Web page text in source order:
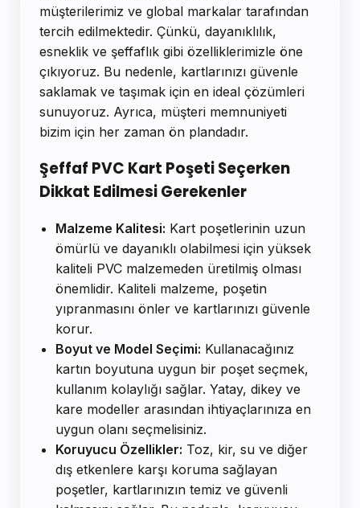
müşterilerimiz ve global markalar tarafından
tercih edilmektedir. Çünkü, dayanıklılık,
esneklik ve şeffaflık gibi özelliklerimizle öne
çıkıyoruz. Bu nedenle, kartlarınızı güvenle
saklamak ve taşımak için en ideal çözümleri
sunuyoruz. Ayrıca, müşteri memnuniyeti
bizim için her zaman ön plandadır.
Şeffaf PVC Kart Poşeti Seçerken
Dikkat Edilmesi Gerekenler
Malzeme Kalitesi: Kart poşetlerinin uzun
ömürlü ve dayanıklı olabilmesi için yüksek
kaliteli PVC malzemeden üretilmiş olması
önemlidir. Kaliteli malzeme, poşetin
yıpranmasını önler ve kartlarınızı güvenle
korur.
Boyut ve Model Seçimi: Kullanacağınız
kartın boyutuna uygun bir poşet seçmek,
kullanım kolaylığı sağlar. Yatay, dikey ve
kare modeller arasından ihtiyaçlarınıza en
uygun olanı seçmelisiniz.
Koruyucu Özellikler: Toz, kir, su ve diğer
dış etkenlere karşı koruma sağlayan
poşetler, kartlarınızın temiz ve güvenli